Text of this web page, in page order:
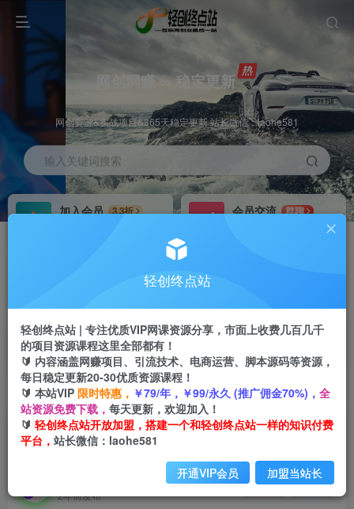
网创网赚 ∞ 稳定更新
网创资源&实战项目&365天稳定更新 站长微信：laohe581
输入关键词搜索
加入会员
3.3折
会员交流
群聊
首页 创业课程 会员专属 正文
（6972期）抖音零食账号逆向玩法，无需混剪，
一部手机实现月入过万
2年前发布
关注 私信
轻创终点站
轻创终点站 | 专注优质VIP网课资源分享，市面上收费几百几千
的项目资源课程这里全部都有！
🔰 内容涵盖网赚项目、引流技术、电商运营、脚本源码等资源，
每日稳定更新20-30优质资源课程！
🔰 本站VIP 限时特惠， ￥79/年，￥99/永久 (推广佣金70%)， 全
站资源免费下载， 每天更新，欢迎加入！
🔰 轻创终点站开放加盟，搭建一个和轻创终点站一样的知识付费
平台， 站长微信：laohe581
开通VIP会员 加盟当站长